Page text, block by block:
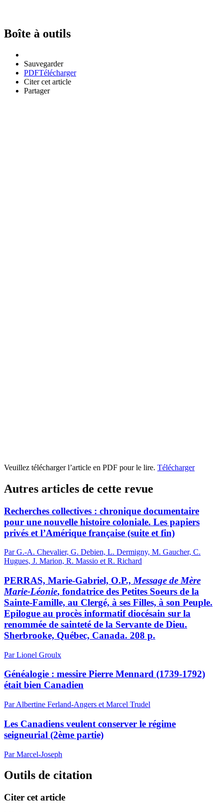
Boîte à outils
Sauvegarder
PDFTélécharger
Citer cet article
Partager
Veuillez télécharger l’article en PDF pour le lire. Télécharger
Autres articles de cette revue
Recherches collectives : chronique documentaire
pour une nouvelle histoire coloniale. Les papiers
privés et l’Amérique française (suite et fin)
Par G.-A. Chevalier, G. Debien, L. Dermigny, M. Gaucher, C.
Hugues, J. Marion, R. Massio et R. Richard
PERRAS, Marie-Gabriel, O.P., Message de Mère
Marie-Léonie, fondatrice des Petites Soeurs de la
Sainte-Famille, au Clergé, à ses Filles, à son Peuple.
Epilogue au procès informatif diocésain sur la
renommée de sainteté de la Servante de Dieu.
Sherbrooke, Québec, Canada. 208 p.
Par Lionel Groulx
Généalogie : messire Pierre Mennard (1739-1792)
était bien Canadien
Par Albertine Ferland-Angers et Marcel Trudel
Les Canadiens veulent conserver le régime
seigneurial (2ème partie)
Par Marcel-Joseph
Outils de citation
Citer cet article